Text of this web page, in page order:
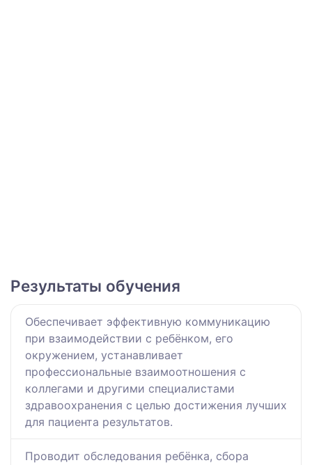
Результаты обучения
Обеспечивает эффективную коммуникацию
при взаимодействии с ребёнком, его
окружением, устанавливает
профессиональные взаимоотношения с
коллегами и другими специалистами
здравоохранения с целью достижения лучших
для пациента результатов.
Проводит обследования ребёнка, сбора